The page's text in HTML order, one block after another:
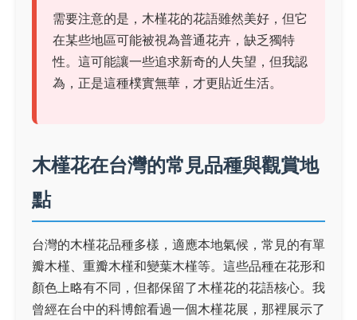
需要注意的是，木槿花的花語雖然美好，但它
在某些地區可能被視為普通花卉，缺乏獨特
性。這可能讓一些追求新奇的人失望，但我認
為，正是這種樸實無華，才更貼近生活。
木槿花在台灣的常見品種與觀賞地
點
台灣的木槿花品種多樣，適應本地氣候，常見的有單
瓣木槿、重瓣木槿和變葉木槿等。這些品種在花形和
顏色上略有不同，但都保留了木槿花的花語核心。我
曾經在台中的科博館看過一個木槿花展，那裡展示了